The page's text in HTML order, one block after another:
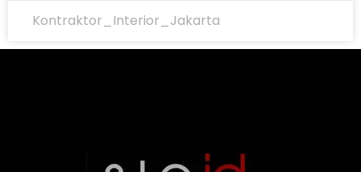
Kontraktor_Interior_Jakarta